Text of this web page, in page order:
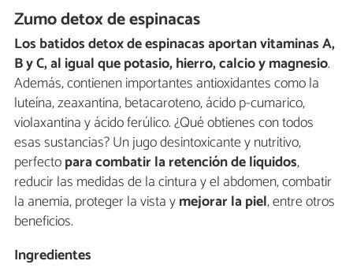
Zumo detox de espinacas
Los batidos detox de espinacas aportan vitaminas A,
B y C, al igual que potasio, hierro, calcio y magnesio.
Además, contienen importantes antioxidantes como la
luteína, zeaxantina, betacaroteno, ácido p-cumarico,
violaxantina y ácido ferúlico. ¿Qué obtienes con todos
esas sustancias? Un jugo desintoxicante y nutritivo,
perfectopara combatir la retención de líquidos,
reducir las medidas de la cintura y el abdomen, combatir
la anemia, proteger la vista ymejorar la piel,entre otros
beneficios.
Ingredientes